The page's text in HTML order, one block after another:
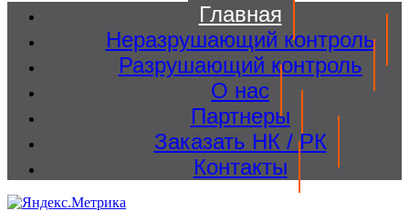
Главная
Неразрушающий контроль
Разрушающий контроль
О нас
Партнеры
Заказать НК / РК
Контакты